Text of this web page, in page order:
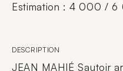
Estimation : 4 000 /
DESCRIPTION
JEAN MAHIÉ Sautoir